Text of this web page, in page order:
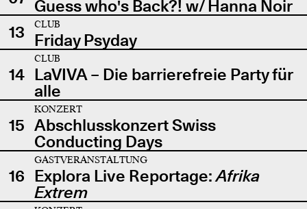
Guess who's Back?! w/ Hanna Noir
13
CLUB
Friday Psyday
14
CLUB
LaVIVA – Die barrierefreie Party für
alle
15
KONZERT
Abschlusskonzert Swiss
Conducting Days
16
GASTVERANSTALTUNG
Explora Live Reportage:Afrika
Extrem